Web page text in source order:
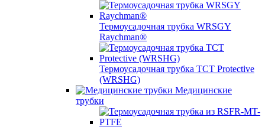
Термоусадочная трубка WRSGY
Raychman®
Термоусадочная трубка TCT Protective
(WRSHG)
Медицинские
трубки